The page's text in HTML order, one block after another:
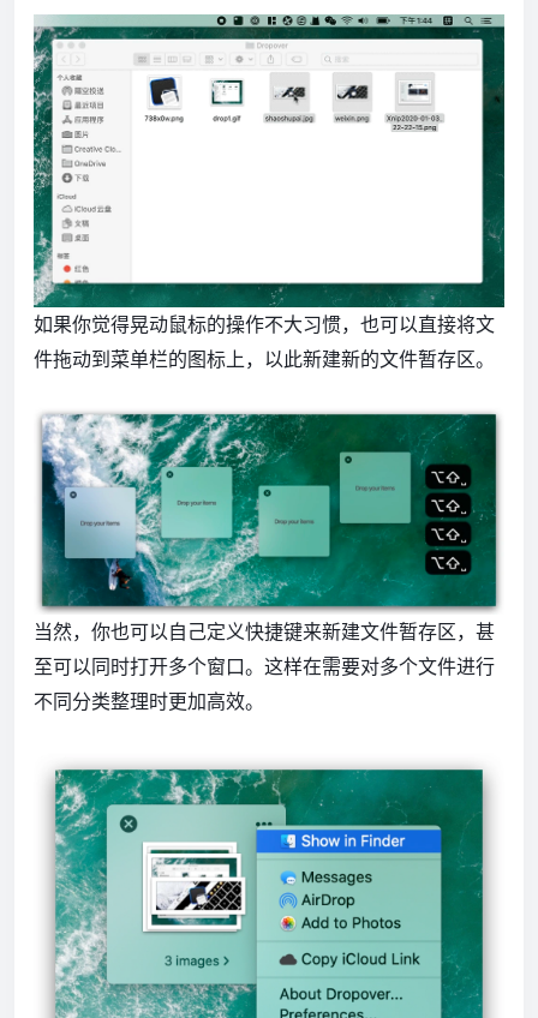
如果你觉得晃动鼠标的操作不大习惯，也可以直接将文
件拖动到菜单栏的图标上，以此新建新的文件暂存区。
当然，你也可以自己定义快捷键来新建文件暂存区，甚
至可以同时打开多个窗口。这样在需要对多个文件进行
不同分类整理时更加高效。